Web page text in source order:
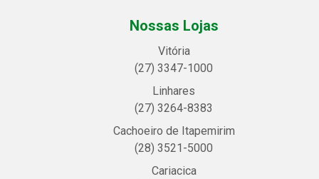
Nossas Lojas
Vitória
(27) 3347-1000
Linhares
(27) 3264-8383
Cachoeiro de Itapemirim
(28) 3521-5000
Cariacica